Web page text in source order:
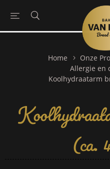
Home Onze
Allergie en
Koolhydraatarm